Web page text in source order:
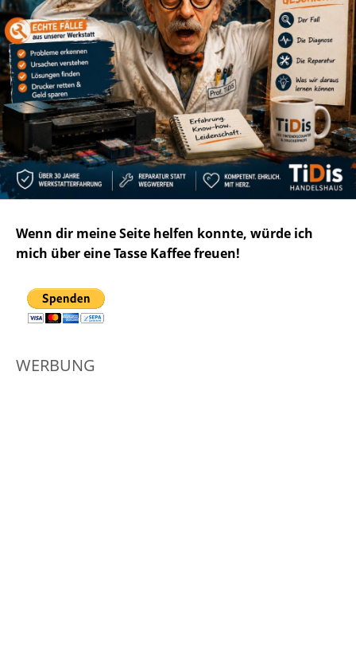
Wenn dir meine Seite helfen konnte, würde ich
mich über eine Tasse Kaffee freuen!
WERBUNG